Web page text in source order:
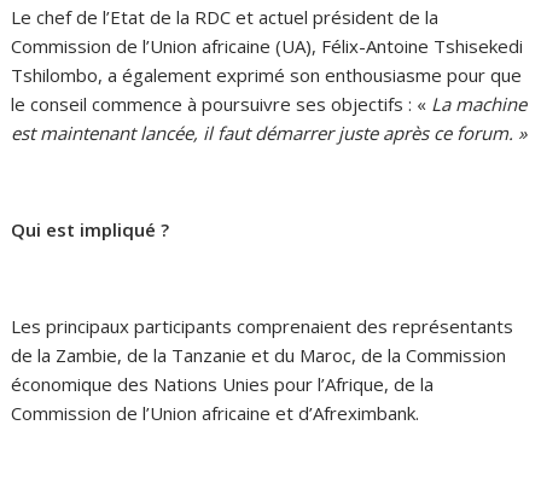
Le chef de l’Etat de la RDC et actuel président de la
Commission de l’Union africaine (UA), Félix-Antoine Tshisekedi
Tshilombo, a également exprimé son enthousiasme pour que
le conseil commence à poursuivre ses objectifs : « La machine
est maintenant lancée, il faut démarrer juste après ce forum. »
Qui est impliqué ?
Les principaux participants comprenaient des représentants
de la Zambie, de la Tanzanie et du Maroc, de la Commission
économique des Nations Unies pour l’Afrique, de la
Commission de l’Union africaine et d’Afreximbank.